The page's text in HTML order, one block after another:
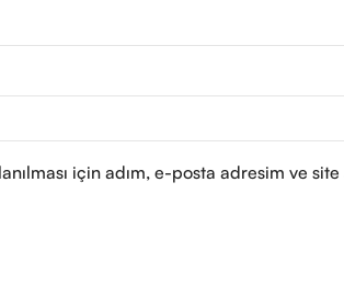
için adım, e-posta adresim ve